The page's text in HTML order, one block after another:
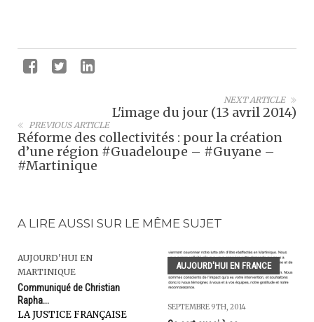
NEXT ARTICLE
L'image du jour (13 avril 2014)
PREVIOUS ARTICLE
Réforme des collectivités : pour la création
d’une région #Guadeloupe – #Guyane –
#Martinique
A LIRE AUSSI SUR LE MÊME SUJET
AUJOURD'HUI EN
MARTINIQUE
Communiqué de Christian
Rapha...
LA JUSTICE FRANÇAISE
AUJOURD'HUI EN FRANCE
SEPTEMBRE 9TH, 2014